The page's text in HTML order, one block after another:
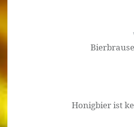
Beitrags-
Honigbier ist